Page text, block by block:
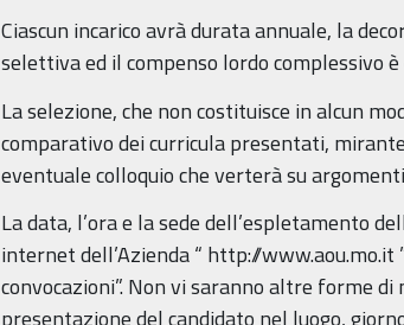
Ciascun incarico avrà durata annuale, la
selettiva ed il compenso lordo complessivo
La selezione, che non costituisce in alcun
comparativo dei curricula presentati,
eventuale colloquio che verterà su
La data, l’ora e la sede dell’espletamento
internet dell’Azienda “ http://
convocazioni”. Non vi saranno altre forme